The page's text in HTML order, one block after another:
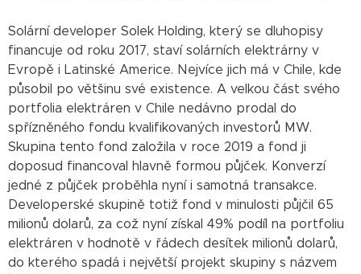
Solární developer Solek Holding, který se dluhopisy
financuje od roku 2017, staví solárních elektrárny v
Evropě i Latinské Americe. Nejvíce jich má v Chile, kde
působil po většinu své existence. A velkou část svého
portfolia elektráren v Chile nedávno prodal do
spřízněného fondu kvalifikovaných investorů MW.
Skupina tento fond založila v roce 2019 a fond ji
doposud financoval hlavně formou půjček. Konverzí
jedné z půjček proběhla nyní i samotná transakce.
Developerské skupině totiž fond v minulosti půjčil 65
milionů dolarů, za což nyní získal 49% podíl na portfoliu
elektráren v hodnotě v řádech desítek milionů dolarů,
do kterého spadá i největší projekt skupiny s názvem